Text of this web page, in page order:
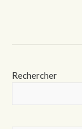
Rechercher